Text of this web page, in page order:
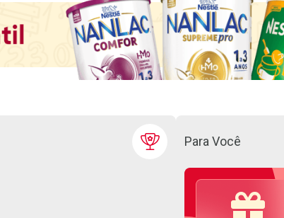
Para Você